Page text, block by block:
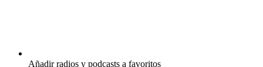
Añadir radios y podcasts a favoritos